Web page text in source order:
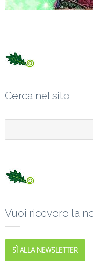
Cerca nel sito
Vuoi ricevere la
SÌ ALLA NEWSLETTER